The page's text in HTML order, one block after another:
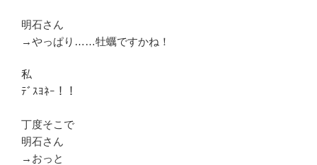
明石さん
→やっぱり……牡蠣ですかね！
私
ﾃﾞｽﾖﾈｰ！！
丁度そこで
明石さん
→おっと